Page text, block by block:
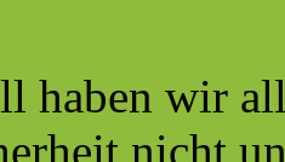
haben wir
nicht